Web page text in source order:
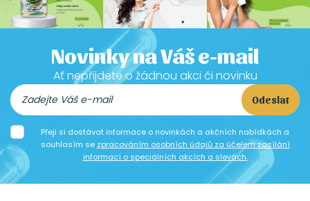
Novinky na Váš e-mail
Ať nepřijdete o žádnou akci či novinku
Odeslat
Přeji si dostávat informace o novinkách a akčních nabídkách a
souhlasím se zpracováním osobních údajů za účelem zasílání
informací o speciálních akcích a slevách.